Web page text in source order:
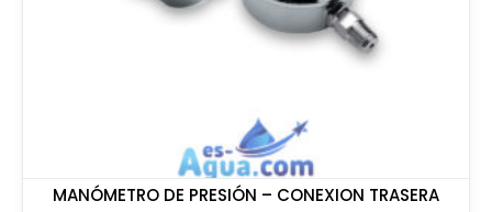
MANÓMETRO DE PRESIÓN – CONEXION TRASERA